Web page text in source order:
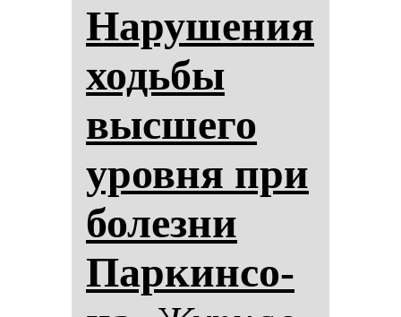
На­ру­ше­ния
ходь­бы
выс­ше­го
уров­ня при
бо­лез­ни
Пар­кин­со­